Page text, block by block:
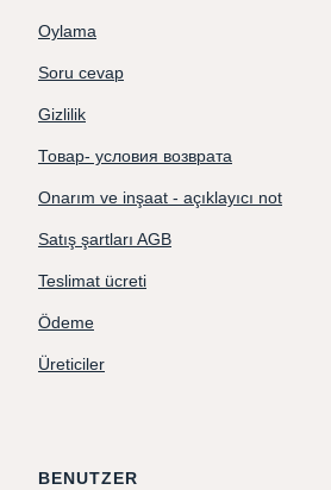
Oylama
Soru cevap
Gizlilik
Товар- условия возврата
Onarım ve inşaat - açıklayıcı not
Satış şartları AGB
Teslimat ücreti
Ödeme
Üreticiler
BENUTZER